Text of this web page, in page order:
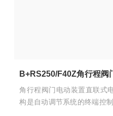
角行程阀门电动装置直联式
构是自动调节系统的终端控